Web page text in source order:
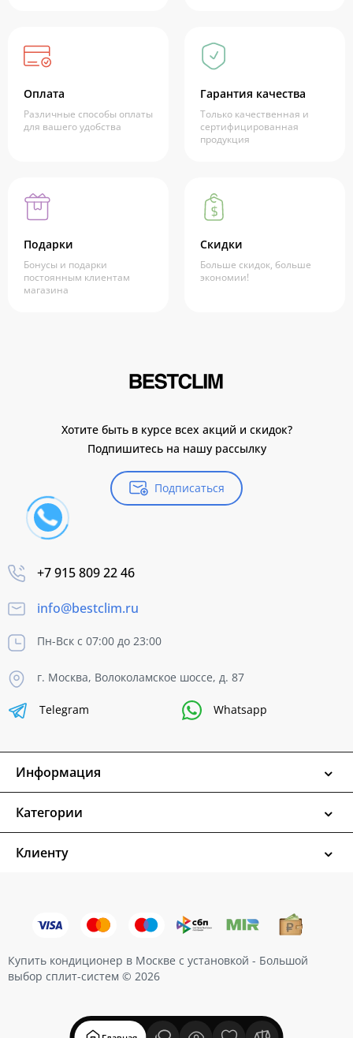
Оплата
Различные способы оплаты
для вашего удобства
Гарантия качества
Только качественная и
сертифицированная
продукция
Подарки
Бонусы и подарки
постоянным клиентам
магазина
Скидки
Больше скидок, больше
экономии!
Хотите быть в курсе всех акций и скидок?
Подпишитесь на нашу рассылку
Подписаться
+7 915 809 22 46
info@bestclim.ru
Пн-Вск с 07:00 до 23:00
г. Москва, Волоколамское шоссе, д. 87
Telegram Whatsapp
Информация
Категории
Клиенту
Купить кондиционер в Москве с установкой - Большой
выбор сплит-систем © 2026